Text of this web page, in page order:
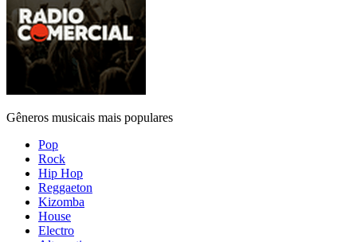
Gêneros musicais mais populares
Pop
Rock
Hip Hop
Reggaeton
Kizomba
House
Electro